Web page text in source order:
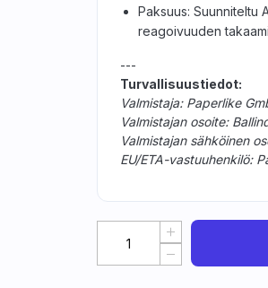
Paksuus: Suunniteltu
reagoivuuden
---
Turvallisuustiedot:
Valmistaja: Paperlike
Valmistajan osoite:
Valmistajan sähköinen
EU/ETA-vastuuhenkilö: